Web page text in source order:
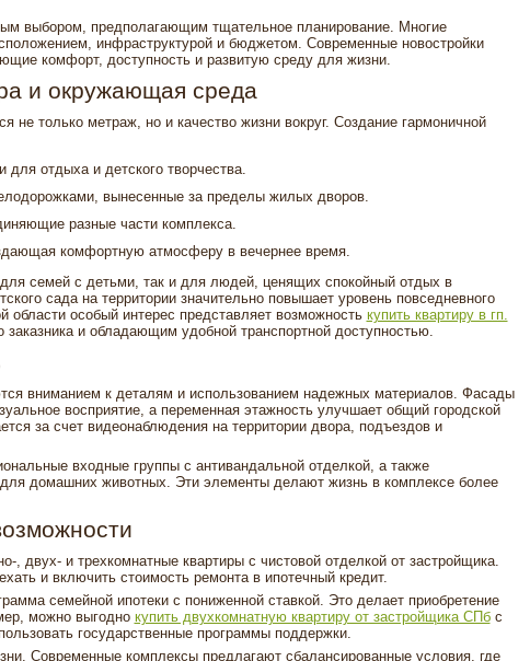
выбором, предполагающим тщательное планирование. Многие
инфраструктурой и бюджетом. Современные новостройки
комфорт, доступность и развитую среду для жизни.
и окружающая среда
не только метраж, но и качество жизни вокруг. Создание гармоничной
отдыха и детского творчества.
вынесенные за пределы жилых дворов.
разные части комплекса.
комфортную атмосферу в вечернее время.
для семей с детьми, так и для людей, ценящих спокойный отдых в
сада на территории значительно повышает уровень повседневного
особый интерес представляет возможность купить квартиру в гп.
и обладающим удобной транспортной доступностью.
вниманием к деталям и использованием надежных материалов. Фасады
восприятие, а переменная этажность улучшает общий городской
за счет видеонаблюдения на территории двора, подъездов и
входные группы с антивандальной отделкой, а также
домашних животных. Эти элементы делают жизнь в комплексе более
, двух- и трехкомнатные квартиры с чистовой отделкой от застройщика.
и включить стоимость ремонта в ипотечный кредит.
семейной ипотеки с пониженной ставкой. Это делает приобретение
можно выгодно купить двухкомнатную квартиру от застройщика СПбс
государственные программы поддержки.
Современные комплексы предлагают сбалансированные условия, где